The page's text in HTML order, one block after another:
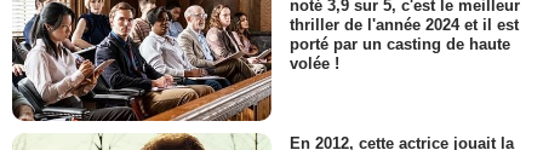
noté 3,9 sur 5, c'est le meilleur
thriller de l'année 2024 et il est
porté par un casting de haute
volée !
En 2012, cette actrice jouait la